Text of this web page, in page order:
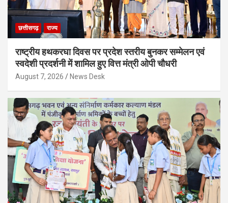
छत्तीसगढ़ राज्य
राष्ट्रीय हथकरघा दिवस पर प्रदेश स्तरीय बुनकर सम्मेलन एवं
स्वदेशी प्रदर्शनी में शामिल हुए वित्त मंत्री ओपी चौधरी
August 7, 2026 News Desk